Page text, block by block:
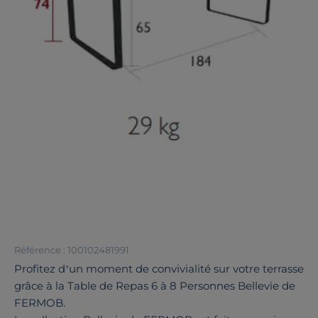
Référence : 100102481991
Profitez d’un moment de convivialité sur votre terrasse
grâce à la Table de Repas 6 à 8 Personnes Bellevie de
FERMOB.